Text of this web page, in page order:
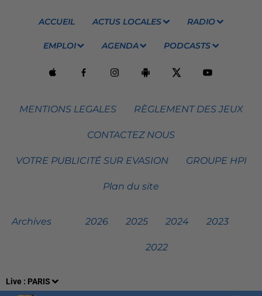
Live : PARIS
ACCUEIL ACTUS LOCALES RADIO
EMPLOI AGENDA PODCASTS
MENTIONS LEGALES RÈGLEMENT DES JEUX
CONTACTEZ NOUS
VOTRE PUBLICITÉ SUR EVASION GROUPE HPI
Plan du site
Archives 2026 2025 2024 2023
2022